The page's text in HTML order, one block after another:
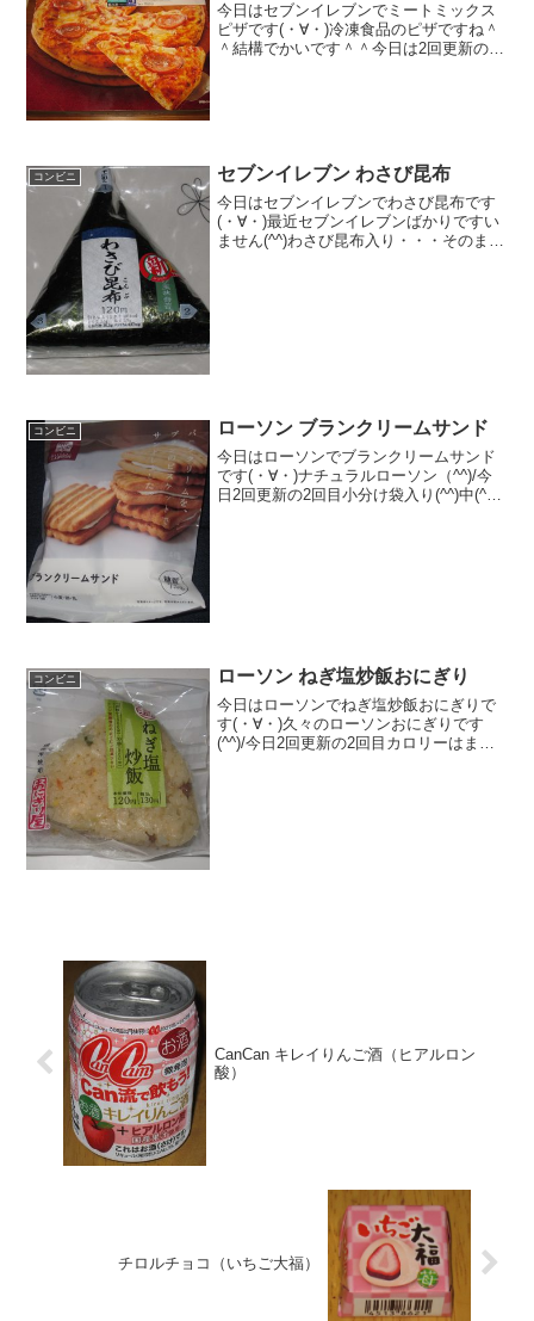
今日はセブンイレブンでミートミックス
ピザです(・∀・)冷凍食品のピザですね＾
＾結構でかいです＾＾今日は2回更新の2
コンビニ セブンイレブン わさび昆布
今日はセブンイレブンでわさび昆布です
(・∀・)最近セブンイレブンばかりですい
ません(^^)わさび昆布入り・・・そのまま
コンビニ ローソン ブランクリームサンド
今日はローソンでブランクリームサンド
です(・∀・)ナチュラルローソン（^^)/今
日2回更新の2回目小分け袋入り(^^)中(^^)
コンビニ ローソン ねぎ塩炒飯おにぎり
今日はローソンでねぎ塩炒飯おにぎりで
す(・∀・)久々のローソンおにぎりです
(^^)/今日2回更新の2回目カロリーはまず
CanCan キレイりんご酒（ヒアルロン
酸）
チロルチョコ（いちご大福）